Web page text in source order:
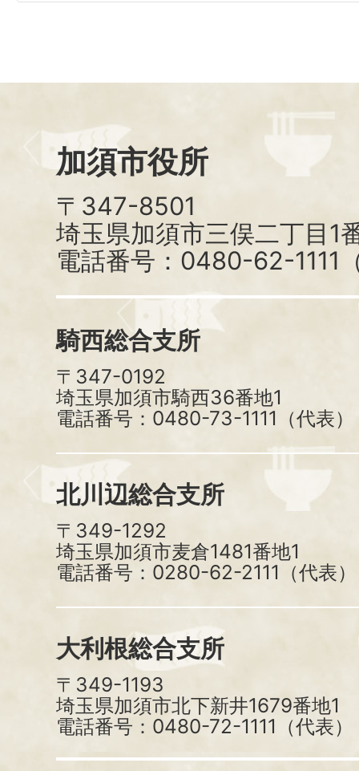
加須市役所
〒347-8501
埼玉県加須市三俣二丁目1
電話番号：0480-62-1111
騎西総合支所
〒347-0192
埼玉県加須市騎西36番地1
電話番号：0480-73-1111（代表）
北川辺総合支所
〒349-1292
埼玉県加須市麦倉1481番地1
電話番号：0280-62-2111（代表）
大利根総合支所
〒349-1193
埼玉県加須市北下新井1679番地1
電話番号：0480-72-1111（代表）